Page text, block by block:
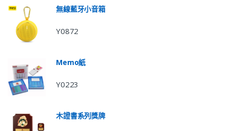
無線藍牙小音箱
Y0872
Memo紙
Y0223
木證書系列獎牌